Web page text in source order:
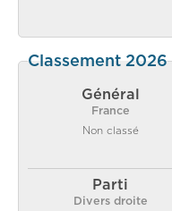
Classement 2026
Général
France
Non classé
Parti
Divers droite